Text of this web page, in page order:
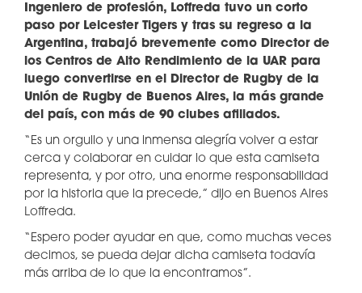
Ingeniero de profesión, Loffreda tuvo un corto
paso por Leicester Tigers y tras su regreso a la
Argentina, trabajó brevemente como Director de
los Centros de Alto Rendimiento de la UAR para
luego convertirse en el Director de Rugby de la
Unión de Rugby de Buenos Aires, la más grande
del país, con más de 90 clubes afiliados.
“Es un orgullo y una inmensa alegría volver a estar
cerca y colaborar en cuidar lo que esta camiseta
representa, y por otro, una enorme responsabilidad
por la historia que la precede,” dijo en Buenos Aires
Loffreda.
“Espero poder ayudar en que, como muchas veces
decimos, se pueda dejar dicha camiseta todavía
más arriba de lo que la encontramos”.